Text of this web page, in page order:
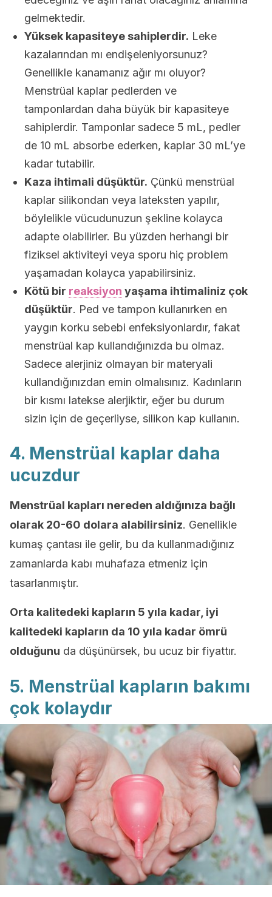
gelmektedir.
Yüksek kapasiteye sahiplerdir. Leke
kazalarından mı endişeleniyorsunuz?
Genellikle kanamanız ağır mı oluyor?
Menstrüal kaplar pedlerden ve
tamponlardan daha büyük bir kapasiteye
sahiplerdir. Tamponlar sadece 5 mL, pedler
de 10 mL absorbe ederken, kaplar 30 mL’ye
kadar tutabilir.
Kaza ihtimali düşüktür. Çünkü menstrüal
kaplar silikondan veya lateksten yapılır,
böylelikle vücudunuzun şekline kolayca
adapte olabilirler. Bu yüzden herhangi bir
fiziksel aktiviteyi veya sporu hiç problem
yaşamadan kolayca yapabilirsiniz.
Kötü bir reaksiyon yaşama ihtimaliniz çok
düşüktür. Ped ve tampon kullanırken en
yaygın korku sebebi enfeksiyonlardır, fakat
menstrüal kap kullandığınızda bu olmaz.
Sadece alerjiniz olmayan bir materyali
kullandığınızdan emin olmalısınız. Kadınların
bir kısmı latekse alerjiktir, eğer bu durum
sizin için de geçerliyse, silikon kap kullanın.
4. Menstrüal kaplar daha
ucuzdur
Menstrüal kapları nereden aldığınıza bağlı
olarak 20-60 dolara alabilirsiniz. Genellikle
kumaş çantası ile gelir, bu da kullanmadığınız
zamanlarda kabı muhafaza etmeniz için
tasarlanmıştır.
Orta kalitedeki kapların 5 yıla kadar, iyi
kalitedeki kapların da 10 yıla kadar ömrü
olduğunu da düşünürsek, bu ucuz bir fiyattır.
5. Menstrüal kapların bakımı
çok kolaydır